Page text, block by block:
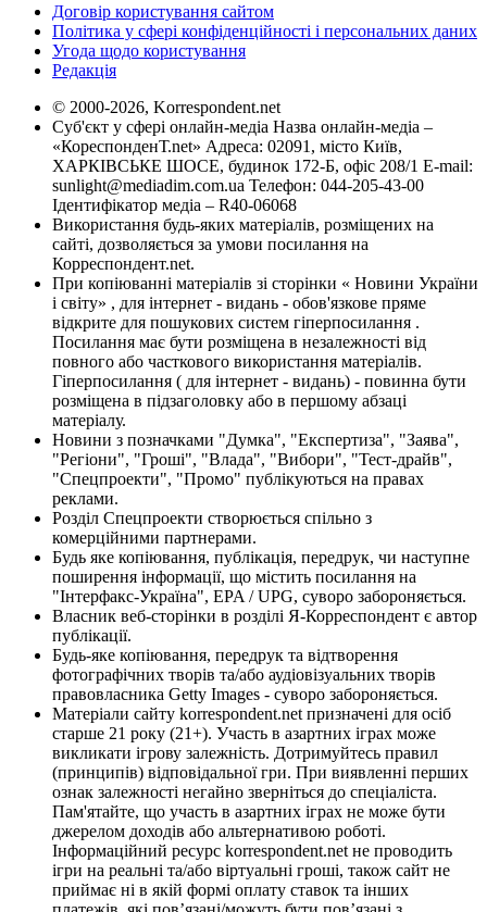
Договір користування сайтом
Політика у сфері конфіденційності і персональних даних
Угода щодо користування
Редакція
© 2000-2026, Korrespondent.net
Суб'єкт у сфері онлайн-медіа Назва онлайн-медіа –
«КореспонденТ.net» Адреса: 02091, місто Київ,
ХАРКІВСЬКЕ ШОСЕ, будинок 172-Б, офіс 208/1 E-mail:
sunlight@mediadim.com.ua Телефон: 044-205-43-00
Ідентифікатор медіа – R40-06068
Використання будь-яких матеріалів, розміщених на
сайті, дозволяється за умови посилання на
Корреспондент.net.
При копіюванні матеріалів зі сторінки « Новини України
і світу» , для інтернет - видань - обов'язкове пряме
відкрите для пошукових систем гіперпосилання .
Посилання має бути розміщена в незалежності від
повного або часткового використання матеріалів.
Гіперпосилання ( для інтернет - видань) - повинна бути
розміщена в підзаголовку або в першому абзаці
матеріалу.
Новини з позначками "Думка", "Експертиза", "Заява",
"Регіони", "Гроші", "Влада", "Вибори", "Тест-драйв",
"Спецпроекти", "Промо" публікуються на правах
реклами.
Розділ Спецпроекти створюється спільно з
комерційними партнерами.
Будь яке копіювання, публікація, передрук, чи наступне
поширення інформації, що містить посилання на
"Інтерфакс-Україна", EPA / UPG, суворо забороняється.
Власник веб-сторінки в розділі Я-Корреспондент є автор
публікації.
Будь-яке копіювання, передрук та відтворення
фотографічних творів та/або аудіовізуальних творів
правовласника Getty Images - суворо забороняється.
Матеріали сайту korrespondent.net призначені для осіб
старше 21 року (21+). Участь в азартних іграх може
викликати ігрову залежність. Дотримуйтесь правил
(принципів) відповідальної гри. При виявленні перших
ознак залежності негайно зверніться до спеціаліста.
Пам'ятайте, що участь в азартних іграх не може бути
джерелом доходів або альтернативою роботі.
Інформаційний ресурс korrespondent.net не проводить
ігри на реальні та/або віртуальні гроші, також сайт не
приймає ні в якій формі оплату ставок та інших